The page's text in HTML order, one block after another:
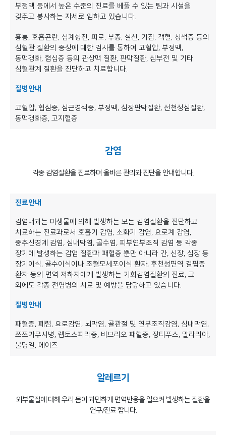
부정맥 등에서 높은 수준의 진료를 베풀 수 있는 팀과 시설을
갖추고 봉사하는 자세로 임하고 있습니다.
흉통, 호흡곤란, 심계항진, 피로, 부종, 실신, 기침, 객혈, 청색증 등의
심혈관 질환의 증상에 대한 검사를 통하여 고혈압, 부정맥,
동맥경화, 협심증 등의 관상맥 질환, 판막질환, 심부전 및 기타
심혈관계 질환을 진단하고 치료합니다.
질병안내
고혈압, 협심증, 심근경색증, 부정맥, 심장판막질환, 선천성심질환,
동맥경화증, 고지혈증
감염
각종 감염질환을 진료하며 올바른 관리와 진단을 안내합니다.
진료안내
감염내과는 미생물에 의해 발생하는 모든 감염질환을 진단하고
치료하는 진료과로서 호흡기 감염, 소화기 감염, 요로계 감염,
중추신경계 감염, 심내막염, 골수염, 피부연부조직 감염 등 각종
장기에 발생하는 감염 질환과 패혈증 뿐만 아니라 간, 신장, 심장 등
장기이식, 골수이식이나 조혈모세포이식 환자, 후천성면역 결핍증
환자 등의 면역 저하자에게 발생하는 기회감염질환의 진료, 그
외에도 각종 전염병의 치료 및 예방을 담당하고 있습니다.
질병안내
패혈증, 폐렴, 요로감염, 뇌막염, 골관절 및 연부조직감염, 심내막염,
쯔쯔가무시병, 렙토스피라증, 비브리오 패혈증, 장티푸스, 말라리아,
불명열, 에이즈
알레르기
외부물질에 대해 우리 몸이 과민하게 면역반응을 일으켜 발생하는 질환을
연구/진료 합니다.